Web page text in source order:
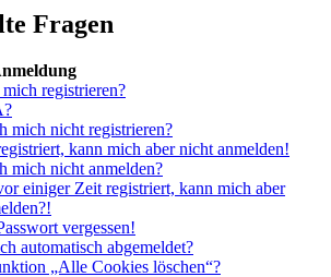
Fragen
registrieren?
mich nicht registrieren?
kann mich aber nicht anmelden!
mich nicht anmelden?
einiger Zeit registriert, kann mich aber
vergessen!
automatisch abgemeldet?
„Alle Cookies löschen“?